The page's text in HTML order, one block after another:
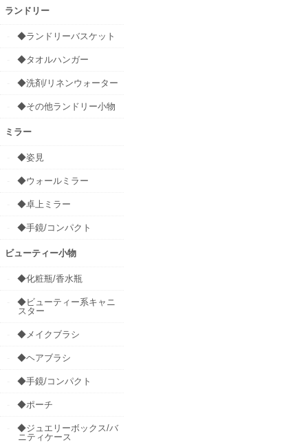
ランドリー
◆ランドリーバスケット
◆タオルハンガー
◆洗剤/リネンウォーター
◆その他ランドリー小物
ミラー
◆姿見
◆ウォールミラー
◆卓上ミラー
◆手鏡/コンパクト
ビューティー小物
◆化粧瓶/香水瓶
◆ビューティー系キャニ
スター
◆メイクブラシ
◆ヘアブラシ
◆手鏡/コンパクト
◆ポーチ
◆ジュエリーボックス/バ
ニティケース